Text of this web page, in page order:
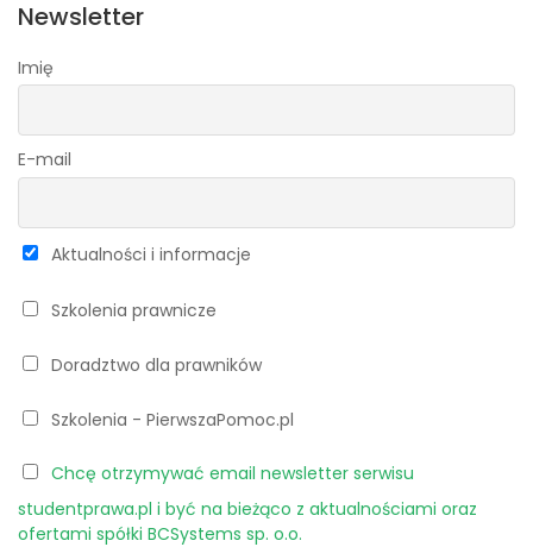
Newsletter
Imię
E-mail
Aktualności i informacje
Szkolenia prawnicze
Doradztwo dla prawników
Szkolenia - PierwszaPomoc.pl
Chcę otrzymywać email newsletter serwisu
studentprawa.pl i być na bieżąco z aktualnościami oraz
ofertami spółki BCSystems sp. o.o.